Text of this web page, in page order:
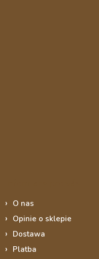
O nas
Opinie o sklepie
Dostawa
Platba